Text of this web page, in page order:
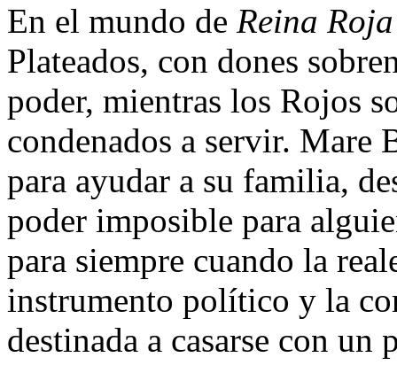
En el mundo de Reina Roja
Plateados, con dones
poder, mientras los Rojos
condenados a servir. Mare
para ayudar a su familia,
poder imposible para
para siempre cuando la
instrumento político y la
destinada a casarse con un